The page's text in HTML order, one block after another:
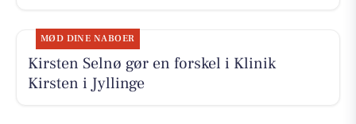
MØD DINE NABOER
Kirsten Selnø gør en forskel i Klinik
Kirsten i Jyllinge